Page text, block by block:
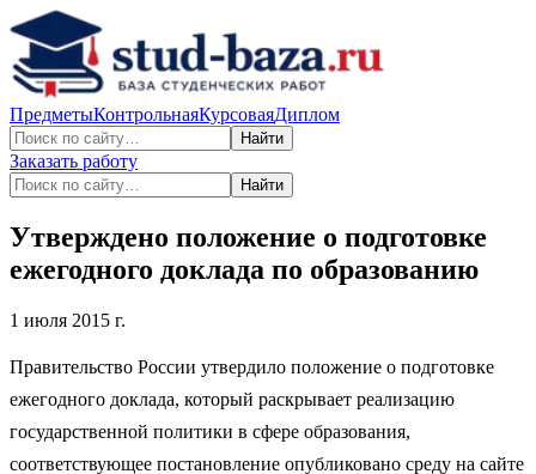
ПредметыКонтрольнаяКурсоваяДиплом
Найти
Заказать работу
Найти
Утверждено положение о подготовке
ежегодного доклада по образованию
1 июля 2015 г.
Правительство России утвердило положение о подготовке
ежегодного доклада, который раскрывает реализацию
государственной политики в сфере образования,
соответствующее постановление опубликовано среду на сайте